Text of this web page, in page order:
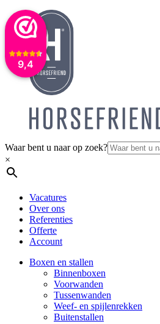
9,4
Waar bent u naar op zoek?
×
Vacatures
Over ons
Referenties
Offerte
Account
Boxen en stallen
Binnenboxen
Voorwanden
Tussenwanden
Weef- en spijlenrekken
Buitenstallen